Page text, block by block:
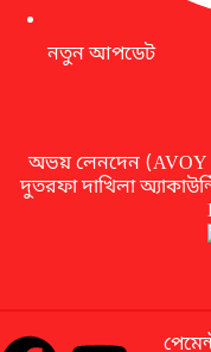
নতুন আপডেট
অভয় লেনদেন (AVOY
দুতরফা দাখিলা